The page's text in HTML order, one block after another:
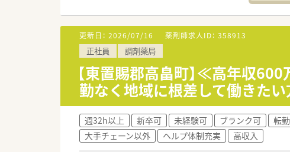
総合科目を応需しております。全自
ます。
≪ライフステージに合わせた働き方が
正社員には全国・広域・都道府県限定
れます。また住居は法人契約なので
産育休からの復帰率は95%以上！時
やプライベートを大事にしながら働
更新日： 2026/07/16 薬剤師求人ID： 358913
正社員 調剤薬局
【東置賜郡高畠町】≪高年収
勤なく地域に根差して働きた
週32h以上 新卒可 未経験可 ブランク可 転
大手チェーン以外
ヘルプ体制充実 高収入